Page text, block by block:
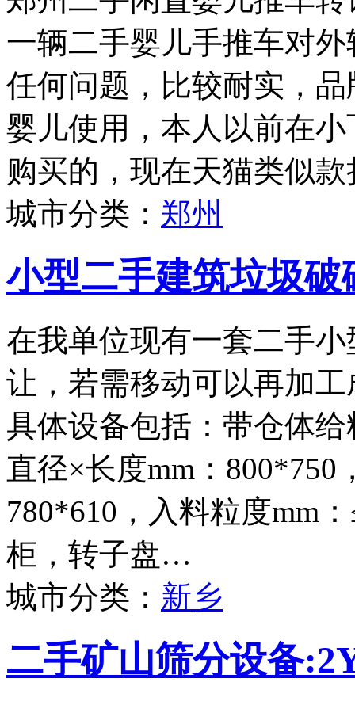
一辆二手婴儿手推车对
任何问题，比较耐实，品
婴儿使用，本人以前在
购买的，现在天猫类似
城市分类： 郑州
小型二手建筑垃圾破
在我单位现有一套二手
让，若需移动可以再加
具体设备包括：带仓体
直径×长度mm：
780*610，入料粒度mm
柜，转子盘…
城市分类： 新乡
二手矿山筛分设备